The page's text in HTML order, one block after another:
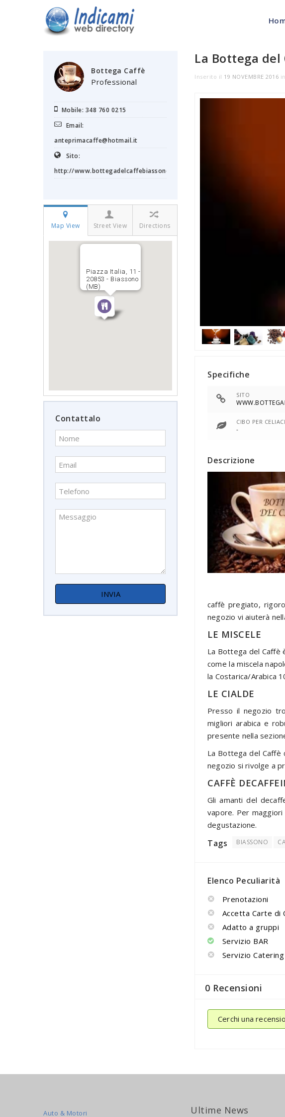
Bottega Caffè
Professional
Mobile: 348 760 0215
Email:
anteprimacaffe@hotmail.it
Sito:
http://www.bottegadelcaffebiassono.it
Map View Street View Directions
Piazza Italia, 11 -
20853 - Biassono
(MB)
Contattalo
La Bottega del
Inserito il 19 NOVEMBRE 2016 in
Specifiche
SITO
CIBO PER CELIACI
-
Descrizione
caffè pregiato,
negozio vi aiuterà
LE MISCELE
La Bottega del
come la miscela
la Costarica/Arabica
LE CIALDE
Presso il negozio
migliori arabica e
presente nella
La Bottega del Caffè
negozio si rivolge a
CAFFÈ
Gli amanti del
vapore. Per
degustazione.
Tags BIASSONO
Elenco Peculiarità
Prenotazioni
Accetta Carte di
Adatto a gruppi
Servizio BAR
Servizio Catering
0 Recensioni
Cerchi una
Auto & Motori Ultime News